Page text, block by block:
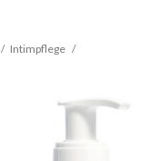
Intimpflege